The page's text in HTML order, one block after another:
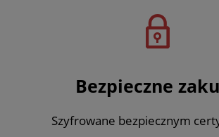
Bezpieczne
Szyfrowane bezpiecznym